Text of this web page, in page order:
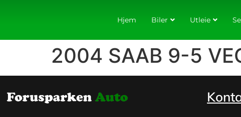
Hjem Biler Utleie
2004 SAAB 9-5